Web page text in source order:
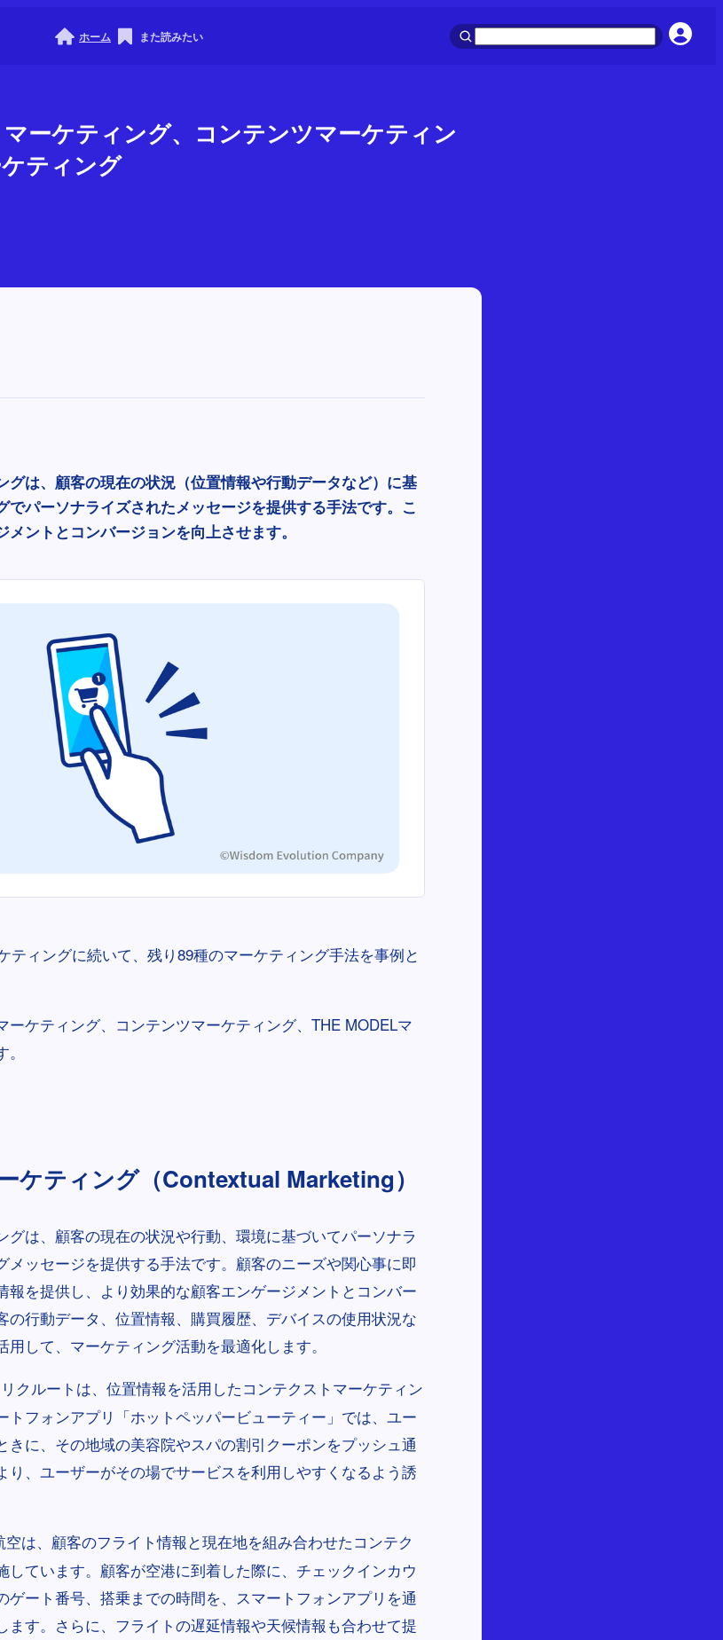
ホーム また読みたい
ーケティング、コンテンツマーケティン
ティング
グは、顧客の現在の状況（位置情報や行動データなど）に基
でパーソナライズされたメッセージを提供する手法です。こ
ントとコンバージョンを向上させます。
ティングに続いて、残り89種のマーケティング手法を事例と
ーケティング、コンテンツマーケティング、THE MODELマ
ケティング（Contextual Marketing）
グは、顧客の現在の状況や行動、環境に基づいてパーソナラ
メッセージを提供する手法です。顧客のニーズや関心事に即
報を提供し、より効果的な顧客エンゲージメントとコンバー
の行動データ、位置情報、購買履歴、デバイスの使用状況な
して、マーケティング活動を最適化します。
リクルートは、位置情報を活用したコンテクストマーケティン
トフォンアプリ「ホットペッパービューティー」では、ユー
きに、その地域の美容院やスパの割引クーポンをプッシュ通
り、ユーザーがその場でサービスを利用しやすくなるよう誘
空は、顧客のフライト情報と現在地を組み合わせたコンテク
しています。顧客が空港に到着した際に、チェックインカウ
ゲート番号、搭乗までの時間を、スマートフォンアプリを通
ます。さらに、フライトの遅延情報や天候情報も合わせて提